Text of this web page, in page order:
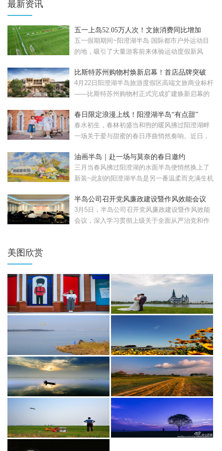
最新资讯
五一上岛52.05万人次！文旅消费同比增加
57.08%！
五一假期期间~阳澄湖半岛·国际都市户外运动目
的地，吸引了大量游客前来体验运动度假新风
比斯特苏州购物村焕新启幕！首店品牌突破
120家
4月22日阳澄湖半岛旅游度假区高端文旅商业标杆
——比斯特苏州购物村正式完成扩建焕新启幕的
春日限定浪漫上线！阳澄湖半岛“有点甜”
春水初生，春林初盛当和煦的暖风拂过阳澄湖畔
一场关于爱与甜蜜的春日序曲悄然奏响。近日，
油画半岛｜赴一场与莫奈的春日邀约
三月当春风拂过阳澄湖的水面半岛便悄然换上了
新装~此刻的阳澄湖半岛是另一番温柔而充满生机
半岛公司召开党风廉政建设暨作风效能会议
3月5日，半岛公司召开党风廉政建设暨作风效能
会议，深入学习贯彻上级关于全面从严治党和作
美图欣赏